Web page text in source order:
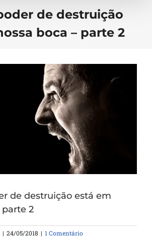
de destruição
boca – parte 2
de destruição está em
parte 2
| 24/05/2018 | 1 Comentário